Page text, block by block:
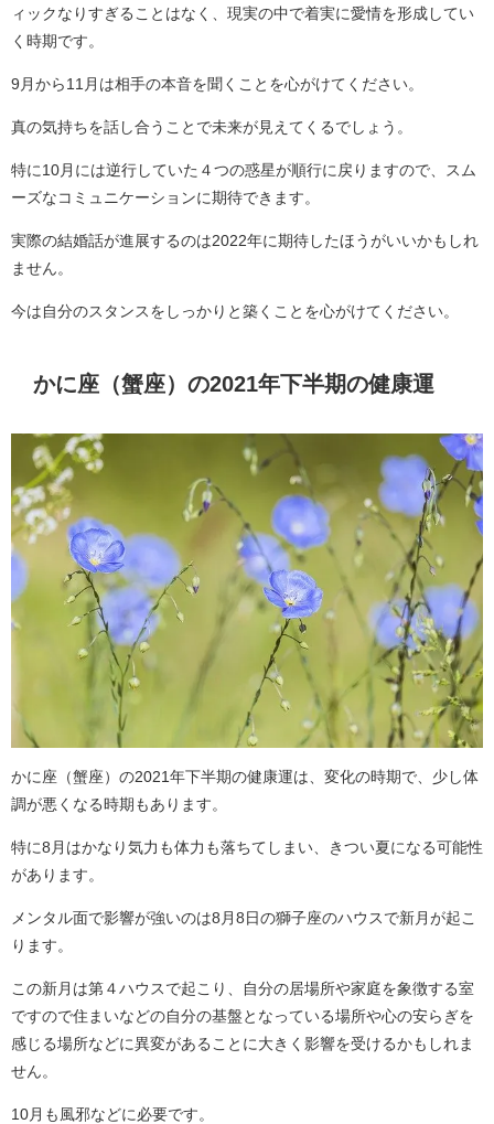
ィックなりすぎることはなく、現実の中で着実に愛情を形成してい
く時期です。
9月から11月は相手の本音を聞くことを心がけてください。
真の気持ちを話し合うことで未来が見えてくるでしょう。
特に10月には逆行していた４つの惑星が順行に戻りますので、スム
ーズなコミュニケーションに期待できます。
実際の結婚話が進展するのは2022年に期待したほうがいいかもしれ
ません。
今は自分のスタンスをしっかりと築くことを心がけてください。
かに座（蟹座）の2021年下半期の健康運
かに座（蟹座）の2021年下半期の健康運は、変化の時期で、少し体
調が悪くなる時期もあります。
特に8月はかなり気力も体力も落ちてしまい、きつい夏になる可能性
があります。
メンタル面で影響が強いのは8月8日の獅子座のハウスで新月が起こ
ります。
この新月は第４ハウスで起こり、自分の居場所や家庭を象徴する室
ですので住まいなどの自分の基盤となっている場所や心の安らぎを
感じる場所などに異変があることに大きく影響を受けるかもしれま
せん。
10月も風邪などに必要です。